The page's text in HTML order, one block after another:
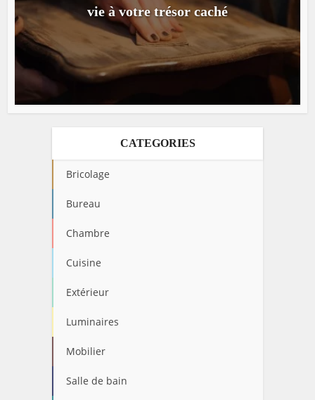
vie à votre trésor caché
CATEGORIES
Bricolage
Bureau
Chambre
Cuisine
Extérieur
Luminaires
Mobilier
Salle de bain